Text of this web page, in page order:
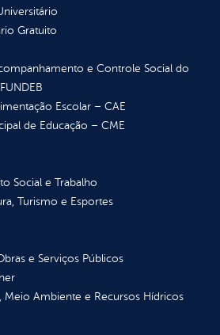
Gratuito
e Controle Social do
Escolar – CAE
de Educação – CME
Social e Trabalho
Turismo e Esportes
e Serviços Públicos
Meio Ambiente e Recursos Hídricos